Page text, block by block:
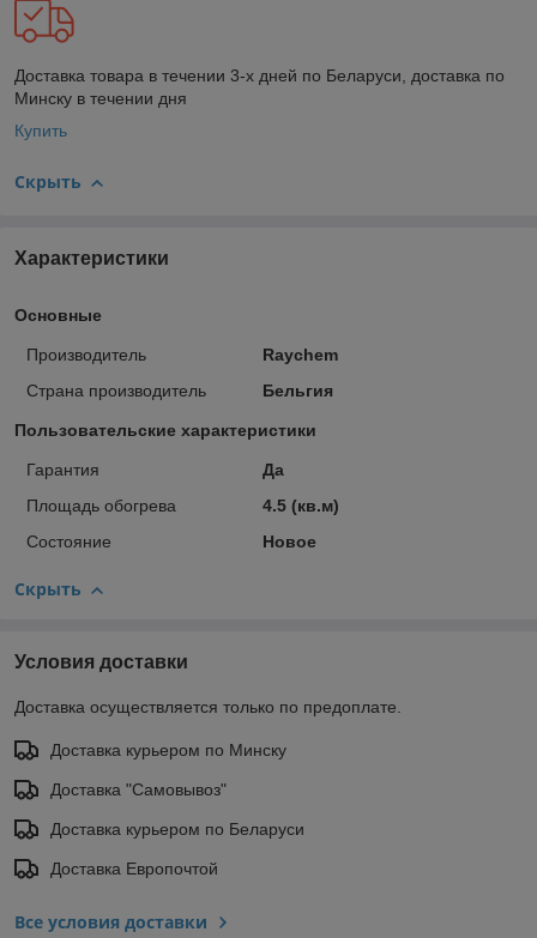
Доставка товара в течении 3-х дней по Беларуси, доставка по
Минску в течении дня
Купить
Скрыть
Характеристики
Основные
Производитель
Raychem
Страна производитель
Бельгия
Пользовательские характеристики
Гарантия
Да
Площадь обогрева
4.5 (кв.м)
Состояние
Новое
Скрыть
Условия доставки
Доставка осуществляется только по предоплате.
Доставка курьером по Минску
Доставка "Самовывоз"
Доставка курьером по Беларуси
Доставка Европочтой
Все условия доставки